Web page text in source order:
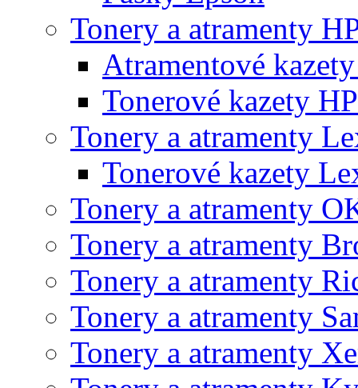
Tonery a atramenty
Atramentové
Tonerové kazety HP
Tonery a atramenty
Tonerové kazety
Tonery a atramenty
Tonery a atramenty
Tonery a atramenty
Tonery a atramenty
Tonery a atramenty